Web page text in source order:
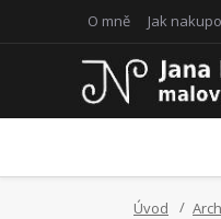
O mně Jak
Úvod